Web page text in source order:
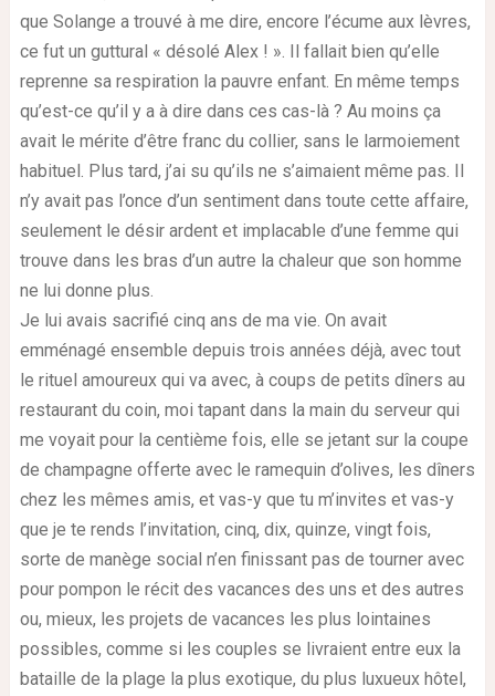
que Solange a trouvé à me dire, encore l’écume aux lèvres,
ce fut un guttural « désolé Alex ! ». Il fallait bien qu’elle
reprenne sa respiration la pauvre enfant. En même temps
qu’est-ce qu’il y a à dire dans ces cas-là ? Au moins ça
avait le mérite d’être franc du collier, sans le larmoiement
habituel. Plus tard, j’ai su qu’ils ne s’aimaient même pas. Il
n’y avait pas l’once d’un sentiment dans toute cette affaire,
seulement le désir ardent et implacable d’une femme qui
trouve dans les bras d’un autre la chaleur que son homme
ne lui donne plus.
Je lui avais sacrifié cinq ans de ma vie. On avait
emménagé ensemble depuis trois années déjà, avec tout
le rituel amoureux qui va avec, à coups de petits dîners au
restaurant du coin, moi tapant dans la main du serveur qui
me voyait pour la centième fois, elle se jetant sur la coupe
de champagne offerte avec le ramequin d’olives, les dîners
chez les mêmes amis, et vas-y que tu m’invites et vas-y
que je te rends l’invitation, cinq, dix, quinze, vingt fois,
sorte de manège social n’en finissant pas de tourner avec
pour pompon le récit des vacances des uns et des autres
ou, mieux, les projets de vacances les plus lointaines
possibles, comme si les couples se livraient entre eux la
bataille de la plage la plus exotique, du plus luxueux hôtel,